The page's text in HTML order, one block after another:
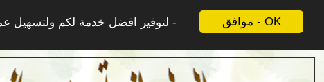
موافق - OK
لتوفير افضل خدمة لكم ولتسهيل